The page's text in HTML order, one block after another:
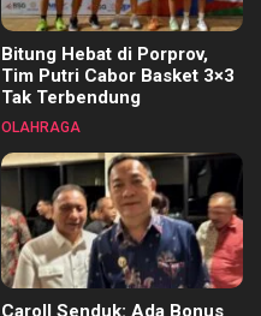
Bitung Hebat di Porprov,
Tim Putri Cabor Basket 3×3
Tak Terbendung
OLAHRAGA
Caroll Senduk: Ada Bonus